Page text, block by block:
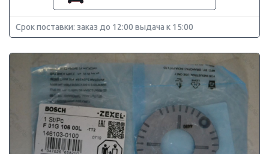
Срок поставки: заказ до 12:00 выдача к 15:00